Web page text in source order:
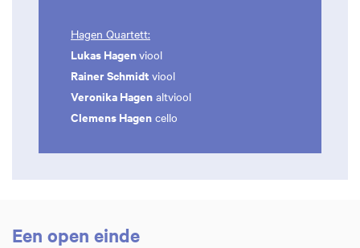
Hagen Quartett:
Lukas Hagenviool
Rainer Schmidt viool
Veronika Hagen altviool
Clemens Hagen cello
Een open einde